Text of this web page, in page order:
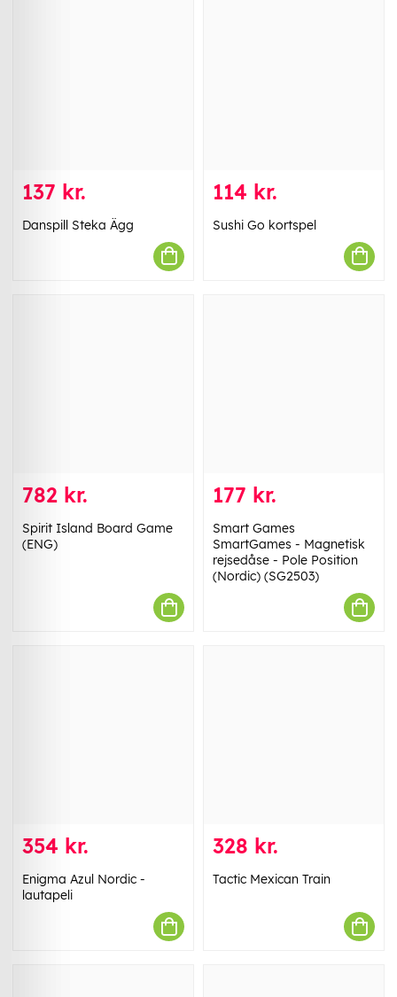
137 kr.
Danspill Steka Ägg
114 kr.
Sushi Go kortspel
782 kr.
Spirit Island Board Game
(ENG)
177 kr.
Smart Games
SmartGames - Magnetisk
rejsedåse - Pole Position
(Nordic) (SG2503)
354 kr.
Enigma Azul Nordic -
lautapeli
328 kr.
Tactic Mexican Train